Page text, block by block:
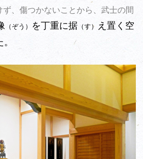
、傷つかないことから、武士の間
（ぞう） を丁重に据 （す） え置く空